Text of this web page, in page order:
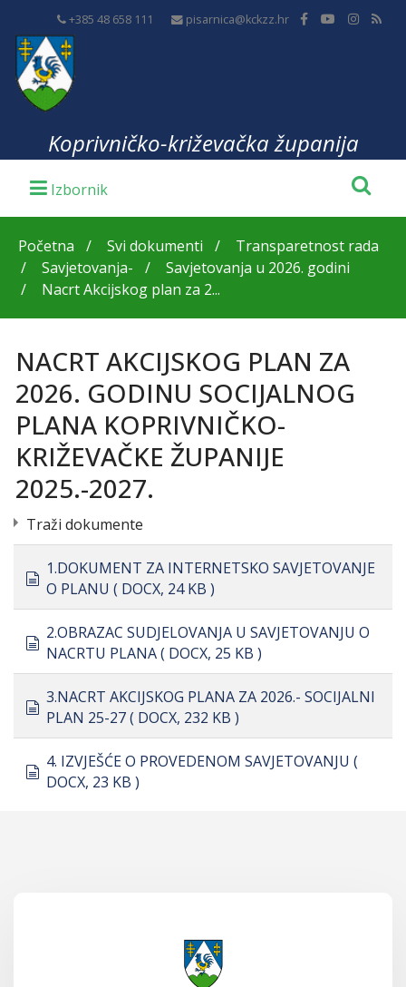
+385 48 658 111 pisarnica@kckzz.hr
Koprivničko-križevačka županija
Početna Svi dokumenti
Transparetnost rada
Savjetovanja-
Savjetovanja u 2026. godini
Nacrt Akcijskog plan za 2...
NACRT AKCIJSKOG PLAN ZA
2026. GODINU SOCIJALNOG
PLANA KOPRIVNIČKO-
KRIŽEVAČKE ŽUPANIJE
2025.-2027.
Traži dokumente
document
1.DOKUMENT ZA INTERNETSKO SAVJETOVANJE
O PLANU ( DOCX, 24 KB )
document
2.OBRAZAC SUDJELOVANJA U SAVJETOVANJU O
NACRTU PLANA( DOCX, 25 KB )
document
3.NACRT AKCIJSKOG PLANA ZA 2026.- SOCIJALNI
PLAN 25-27( DOCX, 232 KB )
document
4. IZVJEŠĆE O PROVEDENOM SAVJETOVANJU (
DOCX, 23 KB )